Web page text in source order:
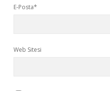
E-Posta*
Web Sitesi